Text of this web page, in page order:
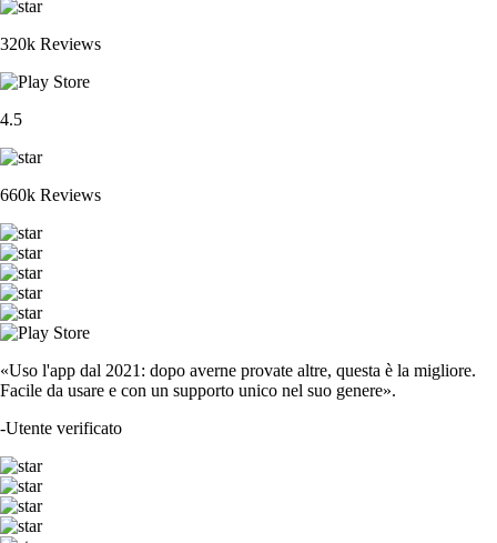
320k Reviews
4.5
660k Reviews
«Uso l'app dal 2021: dopo averne provate altre, questa è la migliore.
Facile da usare e con un supporto unico nel suo genere».
-Utente verificato